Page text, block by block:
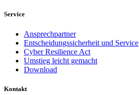
Service
Ansprechpartner
Entscheidungssicherheit und Service
Cyber Resilience Act
Umstieg leicht gemacht
Download
Kontakt